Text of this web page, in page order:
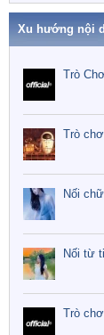
Xu hướng nội
Trò
Trò
Nối
Nối từ
Trò